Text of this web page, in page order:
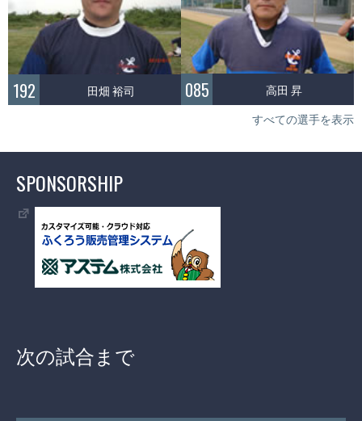
192 田畑 裕司 085 高田 昇
すべての選手を表示
SPONSORSHIP
次の試合まで